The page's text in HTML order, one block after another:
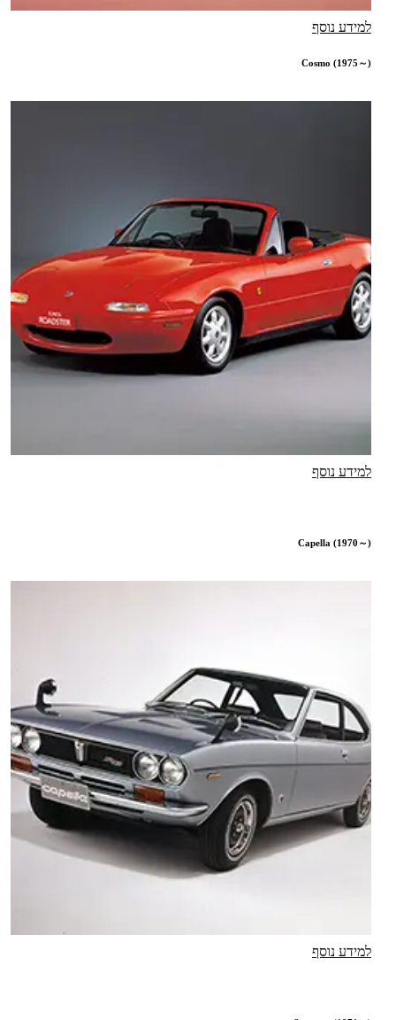
למידע נוסף
Cosmo (1975～)
למידע נוסף
Capella (1970～)
למידע נוסף